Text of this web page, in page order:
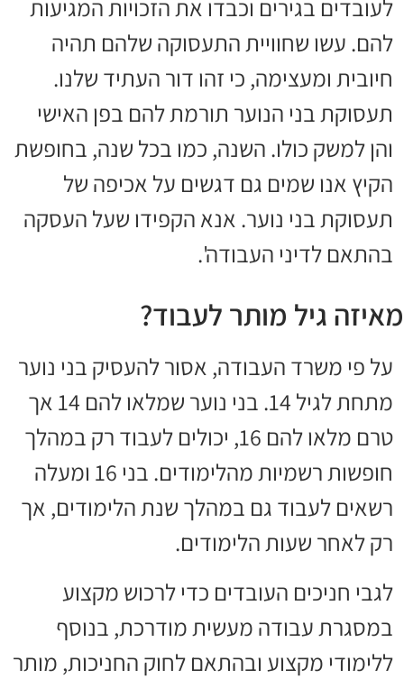
לעובדים בגירים וכבדו את הזכויות המגיעות
להם. עשו שחוויית התעסוקה שלהם תהיה
חיובית ומעצימה, כי זהו דור העתיד שלנו.
תעסוקת בני הנוער תורמת להם בפן האישי
והן למשק כולו. השנה, כמו בכל שנה, בחופשת
הקיץ אנו שמים גם דגשים על אכיפה של
תעסוקת בני נוער. אנא הקפידו שעל העסקה
בהתאם לדיני העבודה'.
מאיזה גיל מותר לעבוד?
על פי משרד העבודה, אסור להעסיק בני נוער
מתחת לגיל 14. בני נוער שמלאו להם 14 אך
טרם מלאו להם 16, יכולים לעבוד רק במהלך
חופשות רשמיות מהלימודים. בני 16 ומעלה
רשאים לעבוד גם במהלך שנת הלימודים, אך
רק לאחר שעות הלימודים.
לגבי חניכים העובדים כדי לרכוש מקצוע
במסגרת עבודה מעשית מודרכת, בנוסף
ללימודי מקצוע ובהתאם לחוק החניכות, מותר